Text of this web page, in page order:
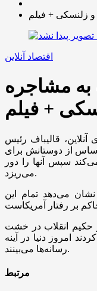
زلنسکی + فیلم
اقتصاد آنلاین
به مشاجره
+ فیلم
قالیباف رئیس
از دوستانش برای
سپس آنها را دور
می‌ریزد.
نشان می‌دهد تمام این
حکیم انقلاب در خشت
امروز دنیا در آینه
رسانه‌ها می‌بینند.
مرتبط